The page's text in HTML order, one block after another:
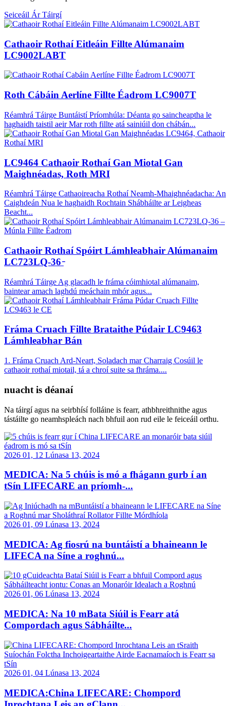
Seiceáil Ár Táirgí
Cathaoir Rothaí Eitleáin Fillte Alúmanaim
LC9002LABT
Roth Cábáin Aerlíne Fillte Éadrom LC9007T
Réamhrá Táirge Buntáistí Príomhúla: Déanta go saincheaptha le
haghaidh taistil aeir Mar roth fillte atá sainiúil don chábán...
LC9464 Cathaoir Rothaí Gan Miotal Gan
Maighnéadas, Roth MRI
Réamhrá Táirge Cathaoireacha Rothaí Neamh-Mhaighnéadacha: An
Caighdeán Nua le haghaidh Rochtain Shábháilte ar Leigheas
Beacht...
Cathaoir Rothaí Spóirt Lámhleabhair Alúmanaim
LC723LQ-36 ̵
Réamhrá Táirge Ag glacadh le fráma cóimhiotal alúmanaim,
baintear amach laghdú meáchain mhór agus...
Fráma Cruach Fillte Brataithe Púdair LC9463
Lámhleabhar Bán
1. Fráma Cruach Ard-Neart, Soladach mar Charraig Cosúil le
cathaoir rothaí miotail, tá a chroí suite sa fhráma....
nuacht is déanaí
Na táirgí agus na seirbhísí folláine is fearr, athbhreithnithe agus
tástáilte go neamhspleách nach bhfuil aon rud eile le feiceáil orthu.
2026 01, 12 Lúnasa 13, 2024
MEDICA: Na 5 chúis is mó a fhágann gurb í an
tSín LIFECARE an príomh-...
2026 01, 09 Lúnasa 13, 2024
MEDICA: Ag fiosrú na buntáistí a bhaineann le
LIFECA na Síne a roghnú...
2026 01, 06 Lúnasa 13, 2024
MEDICA: Na 10 mBata Siúil is Fearr atá
Compordach agus Sábháilte...
2026 01, 04 Lúnasa 13, 2024
MEDICA:China LIFECARE: Chompord